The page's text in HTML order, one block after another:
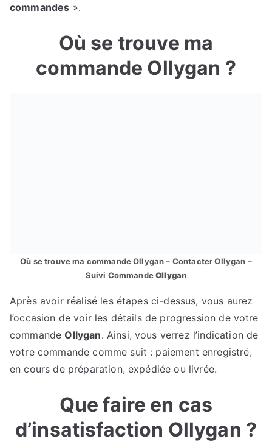
commandes ».
Où se trouve ma
commande Ollygan ?
Où se trouve ma commande Ollygan – Contacter Ollygan –
Suivi CommandeOllygan
Après avoir réalisé les étapes ci-dessus, vous aurez
l’occasion de voir les détails de progression de votre
commandeOllygan. Ainsi, vous verrez l’indication de
votre commande comme suit : paiement enregistré,
en cours de préparation, expédiée ou livrée.
Que faire en cas
d’insatisfaction Ollygan ?